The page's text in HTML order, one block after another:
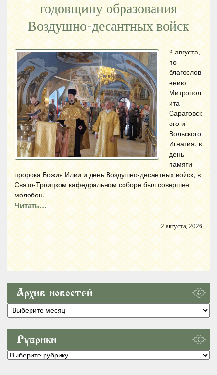
годовщину образования
Воздушно-десантных войск
2 августа,
по
благослов
ению
Митропол
ита
Саратовск
ого и
Вольского
Игнатия, в
день
памяти
пророка Божия Илии и день Воздушно-десантных войск, в
Свято-Троицком кафедральном соборе был совершен
молебен.
Читать…
2 августа, 2026
Архив новостей
Архив
новостей
Рубрики
Рубрики